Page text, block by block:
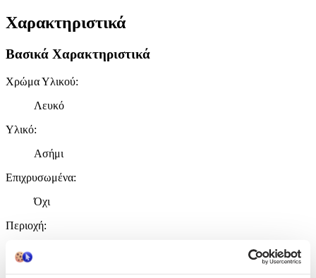
Χαρακτηριστικά
Βασικά Χαρακτηριστικά
Χρώμα Υλικού:
Λευκό
Υλικό:
Ασήμι
Επιχρυσωμένα:
Όχι
Περιοχή:
Σετ: